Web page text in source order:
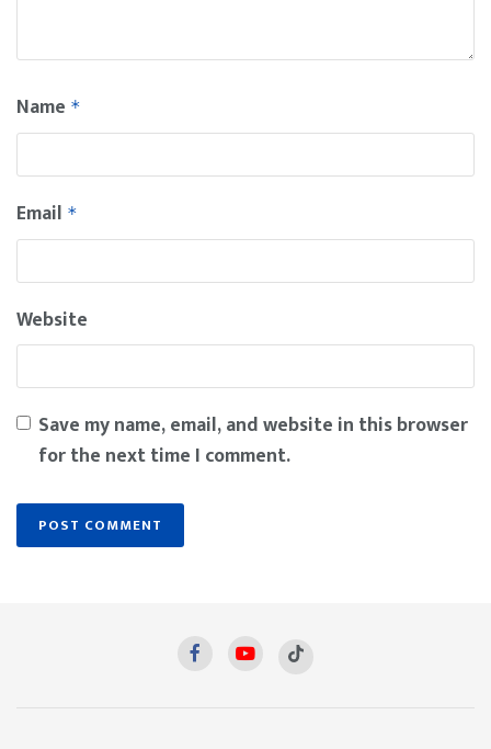
Name *
Email *
Website
Save my name, email, and website in this browser
for the next time I comment.